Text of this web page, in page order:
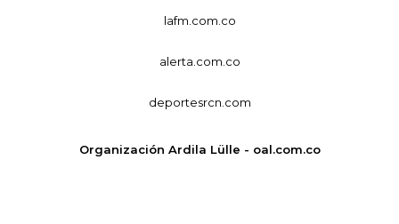
lafm.com.co
alerta.com.co
deportesrcn.com
Organización Ardila Lülle - oal.com.co